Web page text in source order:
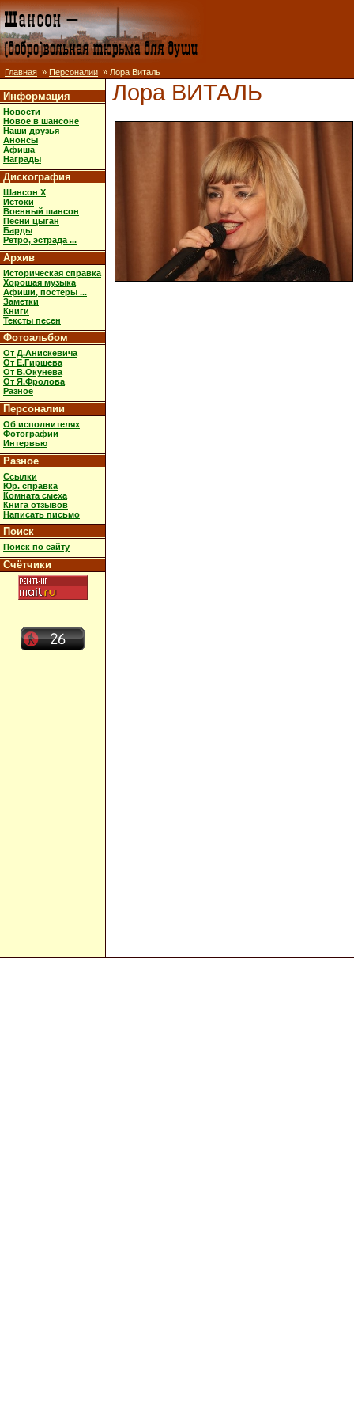
Главная » Персоналии » Лора Виталь
Информация
Новости
Новое в шансоне
Наши друзья
Анонсы
Афиша
Награды
Дискография
Шансон X
Истоки
Военный шансон
Песни цыган
Барды
Ретро, эстрада ...
Архив
Историческая справка
Хорошая музыка
Афиши, постеры ...
Заметки
Книги
Тексты песен
Фотоальбом
От Д.Анискевича
От Е.Гиршева
От В.Окунева
От Я.Фролова
Разное
Персоналии
Об исполнителях
Фотографии
Интервью
Разное
Ссылки
Юр. справка
Комната смеха
Книга отзывов
Написать письмо
Поиск
Поиск по сайту
Счётчики
Лора ВИТАЛЬ